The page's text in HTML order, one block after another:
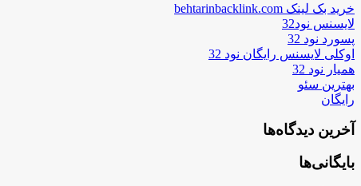
خرید بک لینک behtarinbacklink.com
لایسنس نود32
پسورد نود 32
اوکلی لایسنس رایگان نود 32
همیار نود 32
بهترین سئو
رایگان
آخرین دیدگاه‌ها
بایگانی‌ها